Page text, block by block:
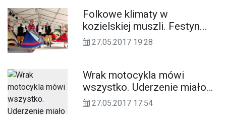
Folkowe klimaty w
kozielskiej muszli. Festyn
27.05.2017 19:28
Wrak motocykla mówi
wszystko. Uderzenie miało
ogromną siłę. Mężczyzna w
27.05.2017 17:54